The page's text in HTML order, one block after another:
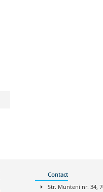
Contact
Str. Munteni nr. 34,